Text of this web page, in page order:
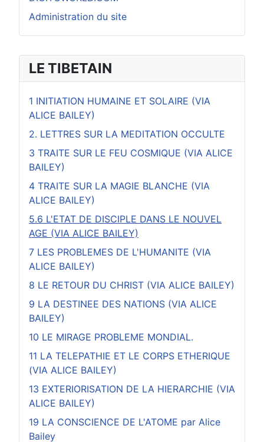
LE TIBETAIN
1 INITIATION HUMAINE ET SOLAIRE (VIA
ALICE BAILEY)
2. LETTRES SUR LA MEDITATION OCCULTE
3 TRAITE SUR LE FEU COSMIQUE (VIA ALICE
BAILEY)
4 TRAITE SUR LA MAGIE BLANCHE (VIA
ALICE BAILEY)
5.6 L'ETAT DE DISCIPLE DANS LE NOUVEL
AGE (VIA ALICE BAILEY)
7 LES PROBLEMES DE L'HUMANITE (VIA
ALICE BAILEY)
8 LE RETOUR DU CHRIST (VIA ALICE BAILEY)
9 LA DESTINEE DES NATIONS (VIA ALICE
BAILEY)
10 LE MIRAGE PROBLEME MONDIAL.
11 LA TELEPATHIE ET LE CORPS ETHERIQUE
(VIA ALICE BAILEY)
13 EXTERIORISATION DE LA HIERARCHIE (VIA
ALICE BAILEY)
19 LA CONSCIENCE DE L'ATOME par Alice
Bailey
Administration du site